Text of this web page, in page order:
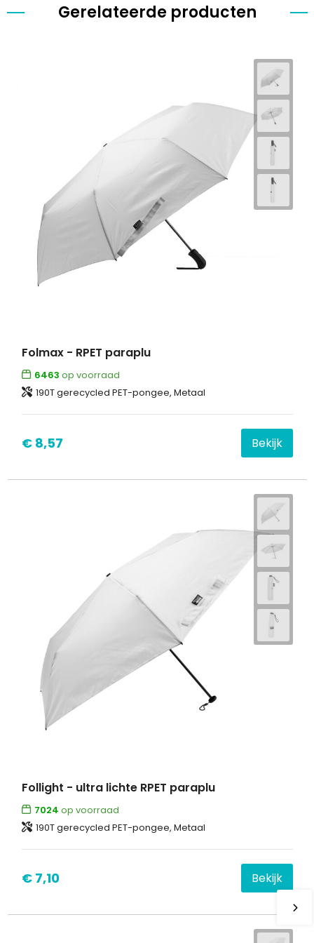
Gerelateerde producten
Folmax - RPET paraplu
6463 op voorraad
190T gerecycled PET-pongee, Metaal
€ 8,57 Bekijk
Follight - ultra lichte RPET paraplu
7024 op voorraad
190T gerecycled PET-pongee, Metaal
€ 7,10 Bekijk